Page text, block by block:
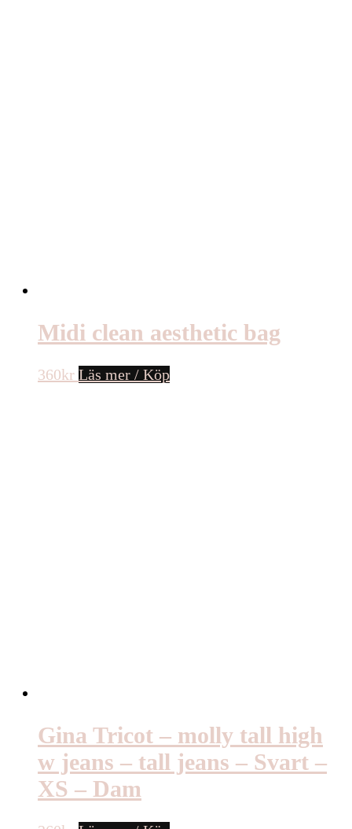
Midi clean aesthetic bag
360kr Läs mer / Köp
Gina Tricot – molly tall high
w jeans – tall jeans – Svart –
XS – Dam